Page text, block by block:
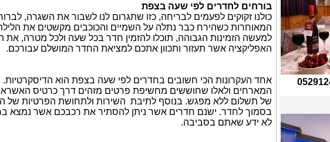
בורחים לחדרים לפי שעה בצפת
כולנו זקוקים לפעמים לבריחה, כזו שתגרום לנו לשבור את השגרה,
המאוחרות כשהירח כבר נתלה על השמיים והכוכבים מקשטים את
האפליקציה אשר תעזור ותכוון אתכם למציאת החדר המושלם עבורכם.
אחד העקרונות הכי חשובים בחדרים לפי שעה בצפת הוא
המארחים ולאלו שחוששים מחשיפת פרטים מזהים דרך כרטיס
של תשלום ללא מפגש. בנוסף לתיבת השירות ולתחושת הפרטיות של
בסמוך לחדר. ישנם חדרים אשר ניתן להסתיר את רכבכם אשר נמצא
לא ידע שאתם בסביבה.